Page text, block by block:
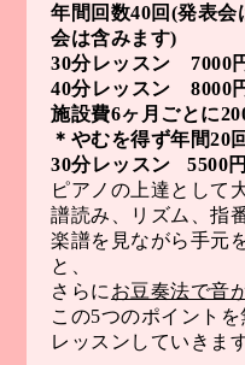
年間回数40回 (発表会
会は含みます)
30分レッスン 7000
40分レッスン 8000
施設費6ヶ月ごとに
＊やむを得ず年間20
30分レッスン 5500
ピアノの上達として
譜読み、リズム、指
楽譜を見ながら手元
と、
さらに お豆奏法で音
この5つのポイントを
レッスンしていきま